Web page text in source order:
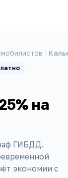
на
ГИБДД.
экономии с